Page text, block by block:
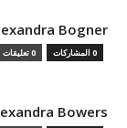
Bogner
0 المشاركات 0 تعليقات
Bowers